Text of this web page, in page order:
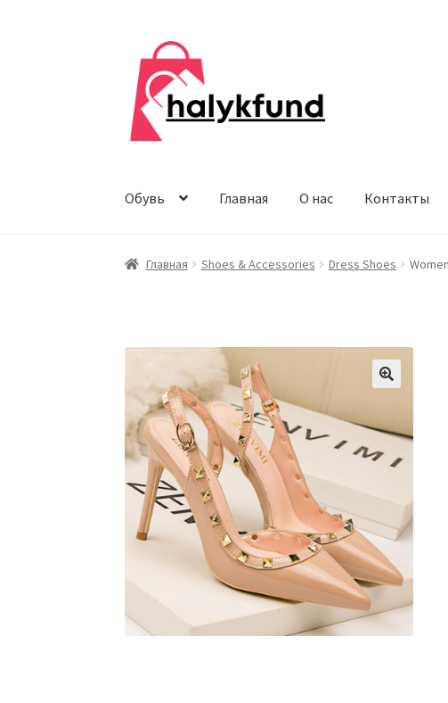
Перейти
навигации
Перейти
содержимому
Обувь Главная О нас Контакты
Главная Shoes & Accessories Dress Shoes